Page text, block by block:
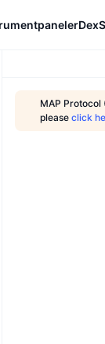
MAP Protocol
please click